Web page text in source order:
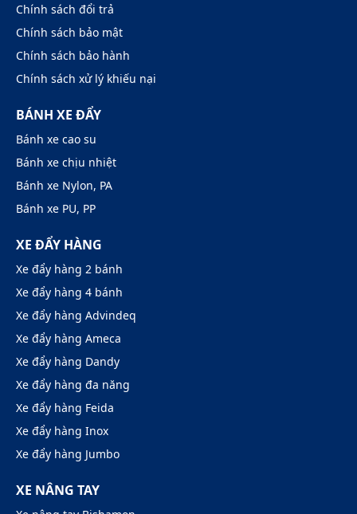
Chính sách đổi trả
Chính sách bảo mật
Chính sách bảo hành
Chính sách xử lý khiếu nại
BÁNH XE ĐẨY
Bánh xe cao su
Bánh xe chịu nhiệt
Bánh xe Nylon, PA
Bánh xe PU, PP
XE ĐẨY HÀNG
Xe đẩy hàng 2 bánh
Xe đẩy hàng 4 bánh
Xe đẩy hàng Advindeq
Xe đẩy hàng Ameca
Xe đẩy hàng Dandy
Xe đẩy hàng đa năng
Xe đẩy hàng Feida
Xe đẩy hàng Inox
Xe đẩy hàng Jumbo
XE NÂNG TAY